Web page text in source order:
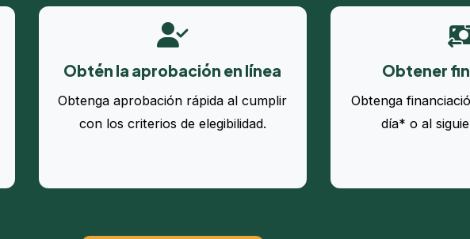
Obtén la aprobación en línea
Obtenga aprobación rápida al cumplir
con los criterios de elegibilidad.
Obtener
Obtenga
día* o al